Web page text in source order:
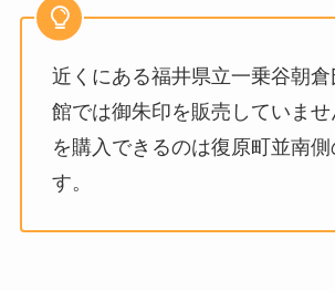
近くにある福井県立一乗谷朝
館では御朱印を販売していま
を購入できるのは復原町並南
す。